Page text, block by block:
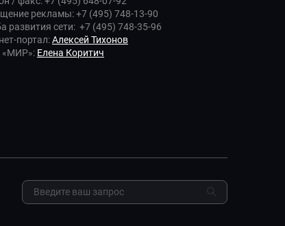
рекламы: +7 (495) 748-13-90
развития сети: +7 (495) 748-35-96
портал:Алексей Тихонов
«МИР»: Елена Коритич